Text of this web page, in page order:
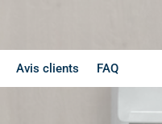
Avis clients FAQ